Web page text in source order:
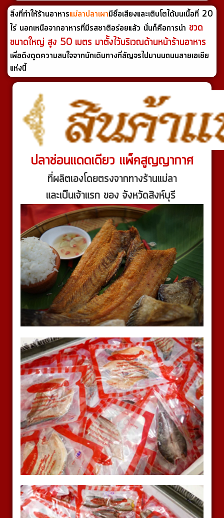
สิ่งที่ทำให้ร้านอาหารแม่ลาปลาเผามีชื่อเสียงและเติบโตได้บนเนื้อที่ 20
ไร่ นอกเหนือจากอาหารที่มีรสชาติอร่อยแล้วนั่นก็คือการนำขวด
ขนาดใหญ่ สูง 50 เมตร มาตั้งไว้บริเวณด้านหน้าร้านอาหาร
เพื่อดึงดูดความสนใจจากนักเดินทางที่สัญจรไปมาบนถนนสายเอเชีย
ปลาช่อนแดดเดียว แพ็คสูญญากาศ
ที่ผลิตเองโดยตรงจากทางร้านแม่ลา
และเป็นเจ้าแรก ของ จังหวัดสิงห์บุรี